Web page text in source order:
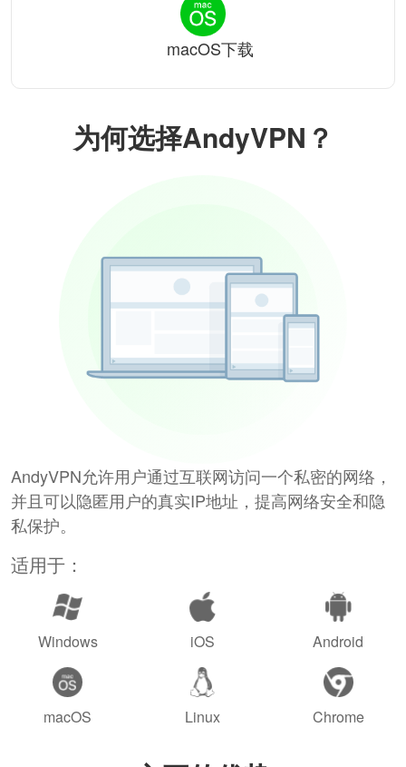
为何选择AndyVPN？
AndyVPN允许用户通过互联网访问一个私密的网络，
并且可以隐匿用户的真实IP地址，提高网络安全和隐
私保护。
适用于：
Windows iOS Android
macOS Linux Chrome
macOS下载